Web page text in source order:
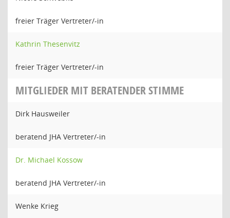
freier Träger Vertreter/-in
Kathrin Thesenvitz
freier Träger Vertreter/-in
MITGLIEDER MIT BERATENDER STIMME
Dirk Hausweiler
beratend JHA Vertreter/-in
Dr. Michael Kossow
beratend JHA Vertreter/-in
Wenke Krieg